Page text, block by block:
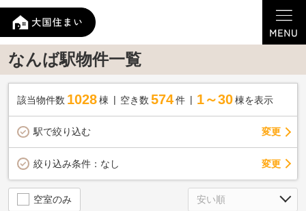
なんば駅物件一覧
該当物件数 1028棟 空き数 574 件 1～30 棟を表示
駅で絞り込む 変更
絞り込み条件： なし 変更
空室のみ